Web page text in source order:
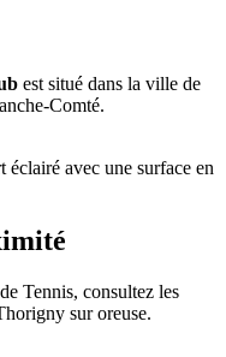
est situé dans la ville de
Comté.
avec une surface en
Tennis, consultez les
sur oreuse.